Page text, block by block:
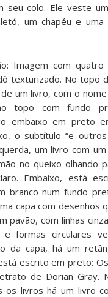
seu colo. Ele veste
um chapéu e uma
Imagem com quatro
texturizado. No topo
um livro, com o
topo com fundo
embaixo em preto
o subtítulo “e
um livro com
no queixo olhando
Embaixo, está
branco num fundo
capa com desenhos
pavão, com linhas
e formas circulares
da capa, há um
escrito em preto:
de Dorian Gray.
os livros há um livro